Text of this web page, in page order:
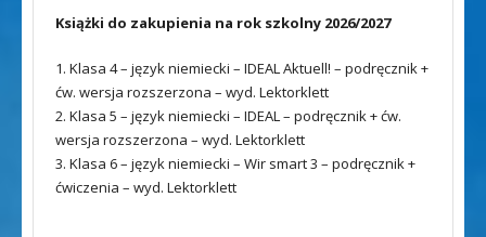
Książki do zakupienia na rok szkolny 2026/2027
1. Klasa 4 – język niemiecki – IDEAL Aktuell! – podręcznik +
ćw. wersja rozszerzona – wyd. Lektorklett
2. Klasa 5 – język niemiecki – IDEAL – podręcznik + ćw.
wersja rozszerzona – wyd. Lektorklett
3. Klasa 6 – język niemiecki – Wir smart 3 – podręcznik +
ćwiczenia – wyd. Lektorklett